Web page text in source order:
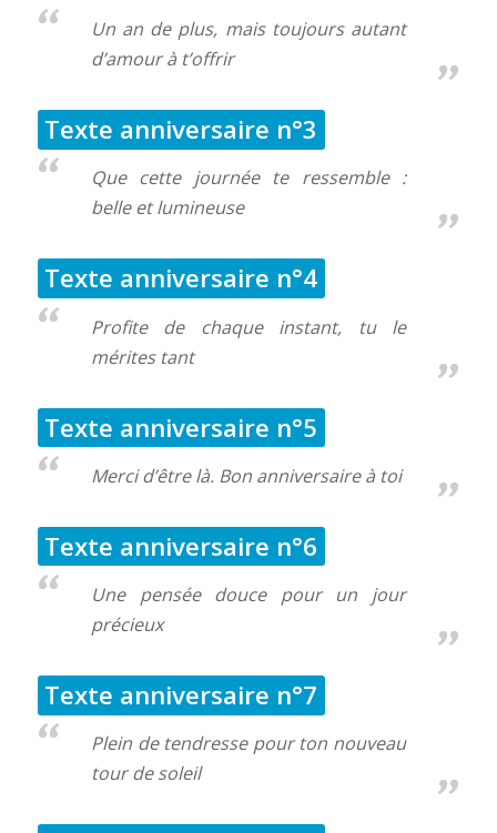
Un an de plus, mais toujours autant
d’amour à t’offrir
Texte anniversaire n°3
Que cette journée te ressemble :
belle et lumineuse
Texte anniversaire n°4
Profite de chaque instant, tu le
mérites tant
Texte anniversaire n°5
Merci d’être là. Bon anniversaire à toi
Texte anniversaire n°6
Une pensée douce pour un jour
précieux
Texte anniversaire n°7
Plein de tendresse pour ton nouveau
tour de soleil